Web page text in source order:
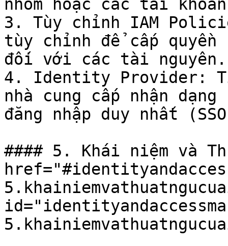
nhóm hoặc các tài
3. Tùy chỉnh IAM
tùy chỉnh để cấp
đối với các tài nguyên.
4. Identity Provider:
nhà cung cấp nhận
đăng nhập duy nhất
#### 5. Khái niệm và